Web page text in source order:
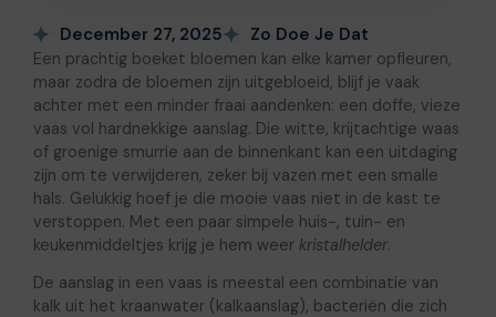
December 27, 2025 Zo Doe Je Dat
Een prachtig boeket bloemen kan elke kamer opfleuren,
maar zodra de bloemen zijn uitgebloeid, blijf je vaak
achter met een minder fraai aandenken: een doffe, vieze
vaas vol hardnekkige aanslag. Die witte, krijtachtige waas
of groenige smurrie aan de binnenkant kan een uitdaging
zijn om te verwijderen, zeker bij vazen met een smalle
hals. Gelukkig hoef je die mooie vaas niet in de kast te
verstoppen. Met een paar simpele huis-, tuin- en
keukenmiddeltjes krijg je hem weer kristalhelder.
De aanslag in een vaas is meestal een combinatie van
kalk uit het kraanwater (kalkaanslag), bacteriën die zich